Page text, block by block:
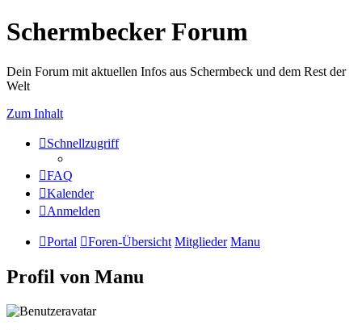
Schermbecker Forum
Dein Forum mit aktuellen Infos aus Schermbeck und dem Rest der
Welt
Zum Inhalt
Schnellzugriff
FAQ
Kalender
Anmelden
Portal Foren-Übersicht Mitglieder Manu
Profil von Manu